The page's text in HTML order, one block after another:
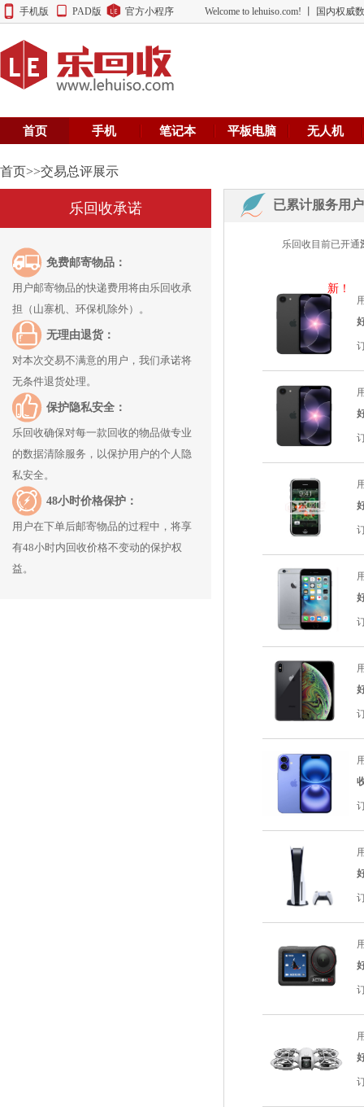
手机版 PAD版 官方小程序 Welcome to lehuiso.com! 丨 国内权威
首页 手机 笔记本 平板电脑 无人机
首页>>交易总评展示
乐回收承诺
免费邮寄物品：
用户邮寄物品的快递费用将由乐回收承
担（山寨机、环保机除外）。
无理由退货：
对本次交易不满意的用户，我们承诺将
无条件退货处理。
保护隐私安全：
乐回收确保对每一款回收的物品做专业
的数据清除服务，以保护用户的个人隐
私安全。
48小时价格保护：
用户在下单后邮寄物品的过程中，将享
有48小时内回收价格不变动的保护权
益。
已累计服务用户
乐回收目前已开通
新！